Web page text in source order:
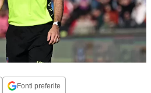
Fonti preferite